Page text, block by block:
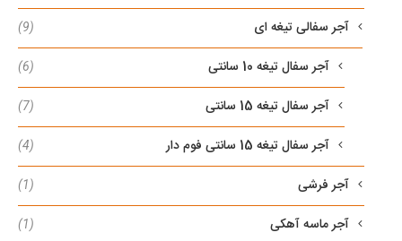
آجر سفالی تیغه ای (9)
آجر سفال تیغه 10 سانتی (6)
آجر سفال تیغه 15 سانتی (7)
آجر سفال تیغه 15 سانتی فوم دار (4)
آجر فرشی (1)
آجر ماسه آهکی (1)